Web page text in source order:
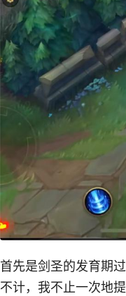
首先是剑圣的发育期
不计，我不止一次地